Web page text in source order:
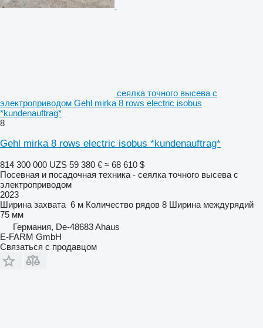
сеялка точного высева с
электроприводом Gehl mirka 8 rows electric isobus
*kundenauftrag*
8
Gehl mirka 8 rows electric isobus *kundenauftrag*
814 300 000 UZS 59 380 € ≈ 68 610 $
Посевная и посадочная техника - сеялка точного высева с
электроприводом
2023
Ширина захвата 6 м Количество рядов 8 Ширина междурядий
75 мм
Германия, De-48683 Ahaus
E-FARM GmbH
Связаться с продавцом